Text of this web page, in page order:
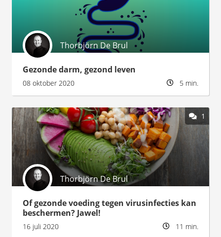
Thorbjörn De Brul
Gezonde darm, gezond leven
08 oktober 2020 5 min.
1
Thorbjörn De Brul
Of gezonde voeding tegen virusinfecties kan
beschermen? Jawel!
16 juli 2020 11 min.